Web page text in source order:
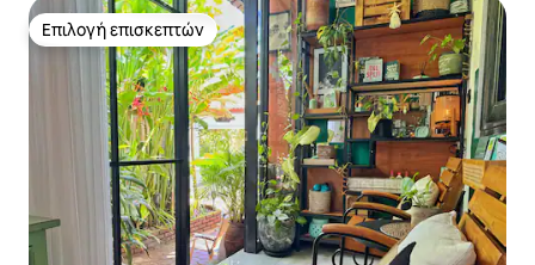
Επιλογή επισκεπτών
Επιλογή επισκεπτών